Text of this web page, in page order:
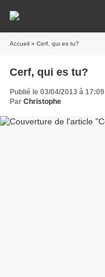
Accueil » Cerf, qui es tu?
Cerf, qui es tu?
Publié le 03/04/2013 à 17:09
Par Christophe